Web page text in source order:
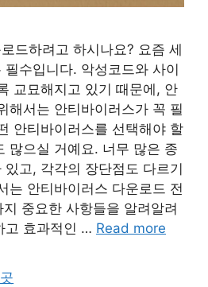
드하려고 하시나요? 요즘 세
수입니다. 악성코드와 사이
교묘해지고 있기 때문에, 안
해서는 안티바이러스가 꼭 필
안티바이러스를 선택해야 할
많으실 거예요. 너무 많은 종
고, 각각의 장단점도 다르기
는 안티바이러스 다운로드 전
중요한 사항들을 알려알려
고 효과적인 … Read more